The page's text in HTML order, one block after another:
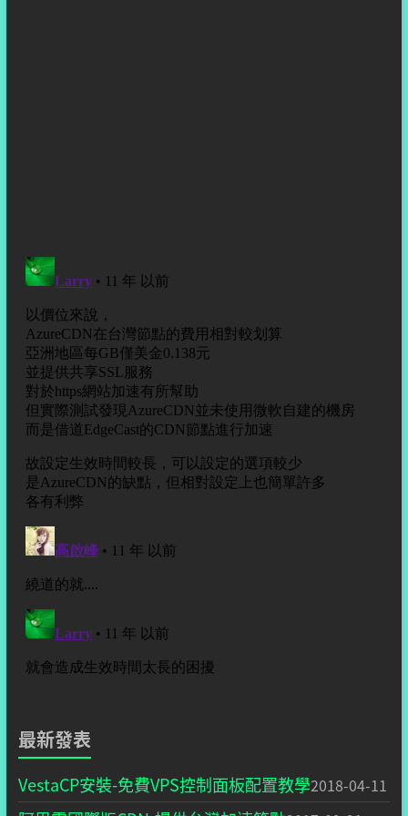
最新發表
VestaCP安裝-免費VPS控制面板配置教學2018-04-11